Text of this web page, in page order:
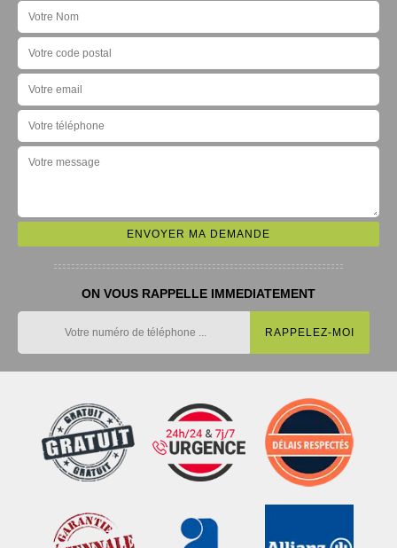
ON VOUS RAPPELLE IMMEDIATEMENT